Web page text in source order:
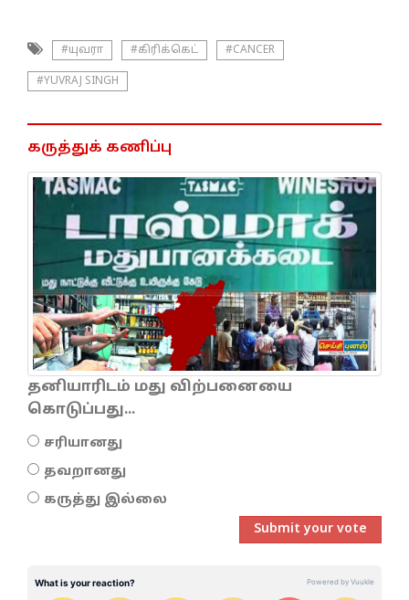
#யுவரா #கிரிக்கெட் #CANCER
#YUVRAJ SINGH
கருத்துக் கணிப்பு
தனியாரிடம் மது விற்பனையை
கொடுப்பது...
சரியானது
தவறானது
கருத்து இல்லை
Submit your vote